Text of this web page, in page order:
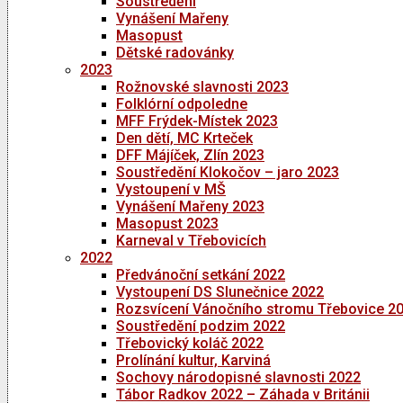
Vynášení Mařeny
Masopust
Dětské radovánky
2023
Rožnovské slavnosti 2023
Folklórní odpoledne
MFF Frýdek-Místek 2023
Den dětí, MC Krteček
DFF Májíček, Zlín 2023
Soustředění Klokočov – jaro 2023
Vystoupení v MŠ
Vynášení Mařeny 2023
Masopust 2023
Karneval v Třebovicích
2022
Předvánoční setkání 2022
Vystoupení DS Slunečnice 2022
Rozsvícení Vánočního stromu Třebovice
Soustředění podzim 2022
Třebovický koláč 2022
Prolínání kultur, Karviná
Sochovy národopisné slavnosti 2022
Tábor Radkov 2022 – Záhada v Británii